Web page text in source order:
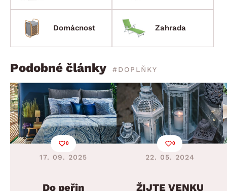
Domácnost Zahrada
Podobné články #DOPLŇKY
0
17. 09. 2025
Do peřin
0
22. 05. 2024
ŽIJTE VENKU